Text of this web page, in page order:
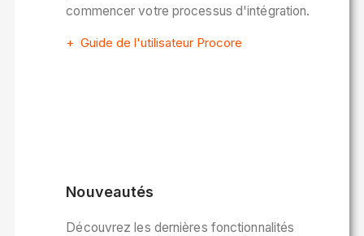
commencer votre processus d'intégration.
Guide de l'utilisateur Procore
Nouveautés
Découvrez les dernières fonctionnalités